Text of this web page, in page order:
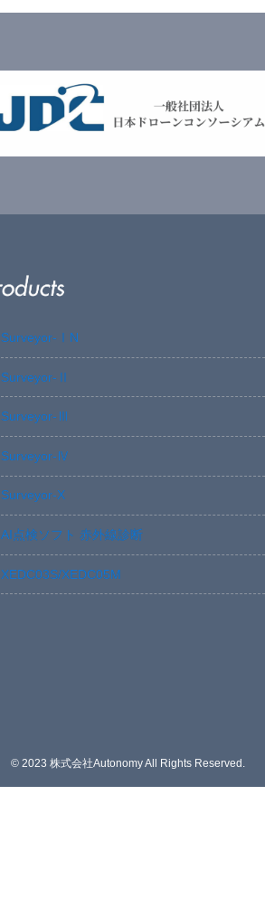
Surveyor-ⅠN
Surveyor-Ⅱ
Surveyor-Ⅲ
Surveyor-Ⅳ
Surveyor-X
AI点検ソフト 赤外線診断
XEDC03S/XEDC05M
©2023 株式会社Autonomy All Rights Reserved.